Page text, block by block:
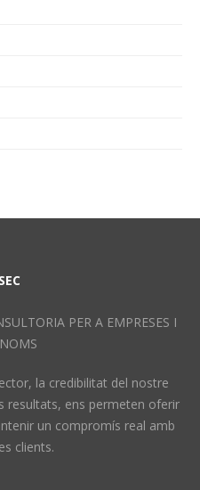
PER A EMPRESES I
la credibilitat del nostre
resultats, ens permeten oferir
un compromís real amb
clients.